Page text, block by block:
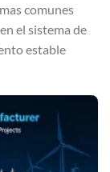
comunes
el sistema de
estable